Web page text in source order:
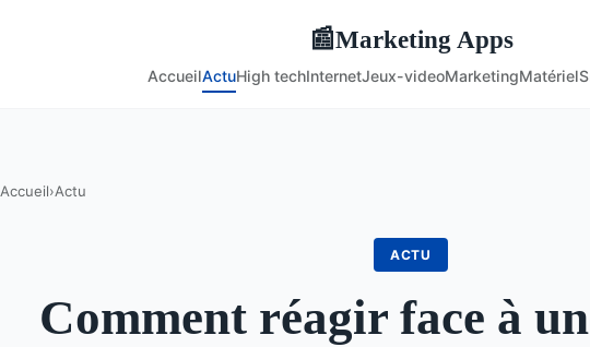
📰Marketing Apps
AccueilActuHigh techInternetJeux-videoMarketingMatériel
Accueil›Actu
ACTU
Comment réagir face à